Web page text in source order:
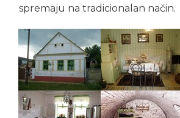
spremaju na tradicionalan način.